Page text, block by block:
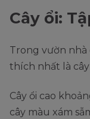
Cây ổi:
Trong vườn nhà
thích nhất là
Cây ổi cao
cây màu xám